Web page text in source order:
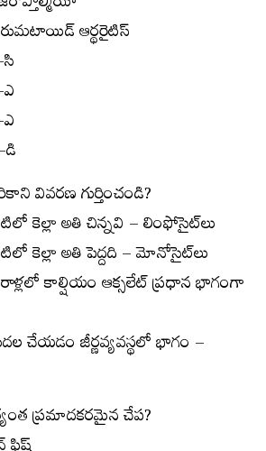
ఆర్థరైటిస్
వివరణ గుర్తించండి?
కెల్లా అతి చిన్నవి – లింఫోసైట్‌లు
కెల్లా అతి పెద్దది – మోనోసైట్‌లు
కాల్షియం ఆక్సలేట్ ప్రధాన భాగంగా
చేయడం జీర్ణవ్యవస్థలో భాగం –
ప్రమాదకరమైన చేప?